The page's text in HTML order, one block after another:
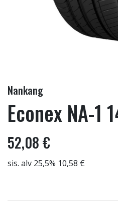
Nankang
Econex NA-1
52,08 €
sis. alv 25,5% 10,58 €